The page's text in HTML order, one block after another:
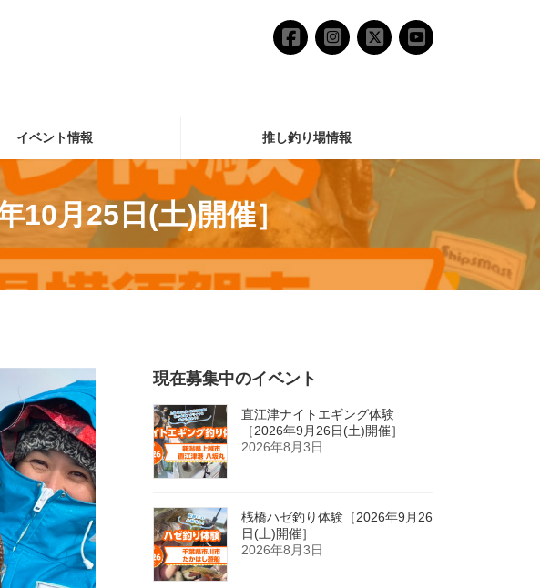
イベント情報 推し釣り場情報
10月25日(土)開催］
現在募集中のイベント
直江津ナイトエギング体験
［2026年9月26日(土)開催］
2026年8月3日
桟橋ハゼ釣り体験［2026年9月26
日(土)開催］
2026年8月3日